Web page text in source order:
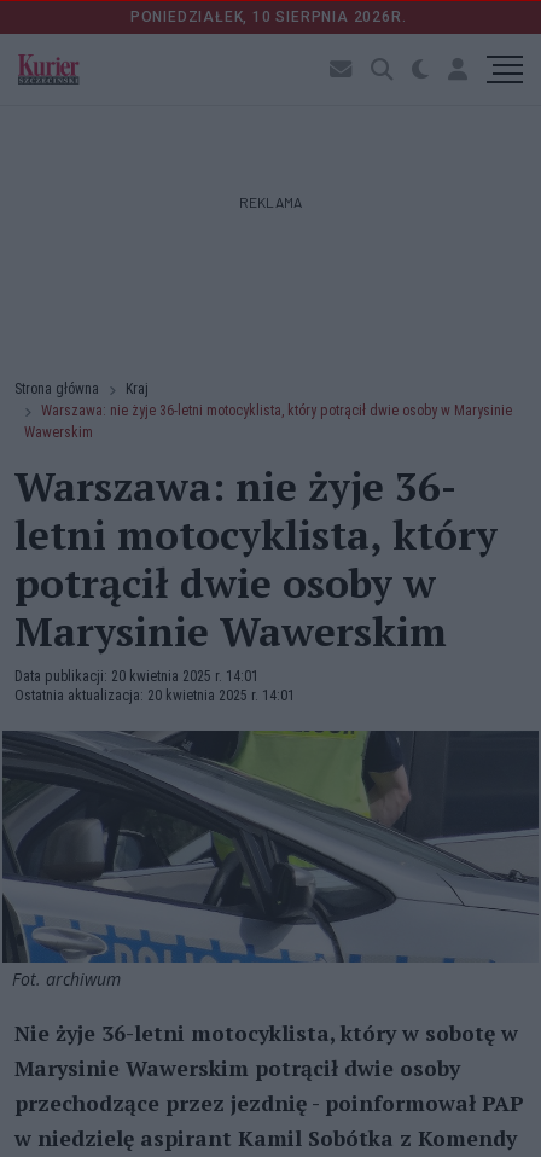
PONIEDZIAŁEK, 10 SIERPNIA 2026R.
REKLAMA
Strona główna
Kraj
Warszawa: nie żyje 36-letni motocyklista, który potrącił dwie osoby w Marysinie
Wawerskim
Warszawa: nie żyje 36-
letni motocyklista, który
potrącił dwie osoby w
Marysinie Wawerskim
Data publikacji: 20 kwietnia 2025 r. 14:01
Ostatnia aktualizacja: 20 kwietnia 2025 r. 14:01
Fot. archiwum
Nie żyje 36-letni motocyklista, który w sobotę w
Marysinie Wawerskim potrącił dwie osoby
przechodzące przez jezdnię - poinformował PAP
w niedzielę aspirant Kamil Sobótka z Komendy